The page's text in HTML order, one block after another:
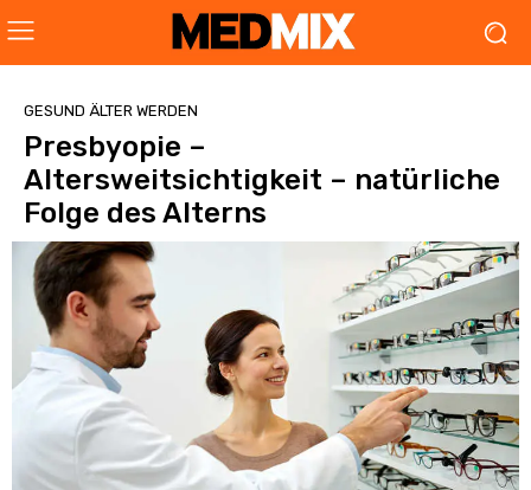
GESUND ÄLTER WERDEN
Presbyopie –
Altersweitsichtigkeit – natürliche
Folge des Alterns